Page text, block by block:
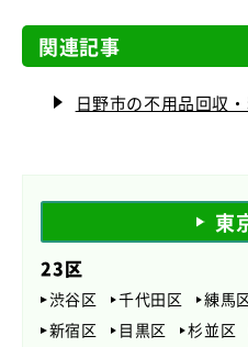
関連記事
日野市の不用品回収
東
23区
渋谷区 千代田区 練馬
新宿区
目黒区 杉並区